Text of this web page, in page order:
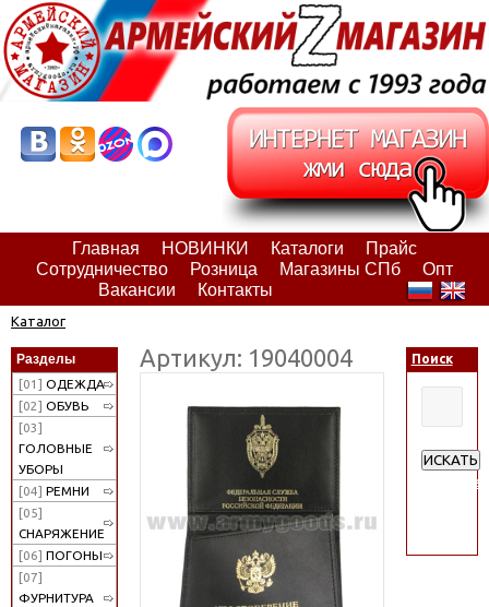
Главная НОВИНКИ Каталоги
Прайс
Сотрудничество
Розница Магазины СПб
Опт
Вакансии
Контакты
Каталог
Разделы
[01] ОДЕЖДА
[02] ОБУВЬ
[03]
ГОЛОВНЫЕ
УБОРЫ
[04] РЕМНИ
[05]
СНАРЯЖЕНИЕ
[06] ПОГОНЫ
[07]
ФУРНИТУРА
Артикул: 19040004 Поиск
ИСКАТЬ